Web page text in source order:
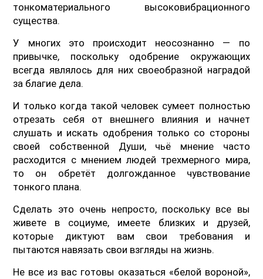
тонкоматериального высоковибрационного
существа.
У многих это происходит неосознанно — по
привычке, поскольку одобрение окружающих
всегда являлось для них своеобразной наградой
за благие дела.
И только когда такой человек сумеет полностью
отрезать себя от внешнего влияния и начнет
слушать и искать одобрения только со стороны
своей собственной Души, чьё мнение часто
расходится с мнением людей трехмерного мира,
то он обретёт долгожданное чувствование
тонкого плана.
Сделать это очень непросто, поскольку все вы
живете в социуме, имеете близких и друзей,
которые диктуют вам свои требования и
пытаются навязать свои взгляды на жизнь.
Не все из вас готовы оказаться «белой вороной»,